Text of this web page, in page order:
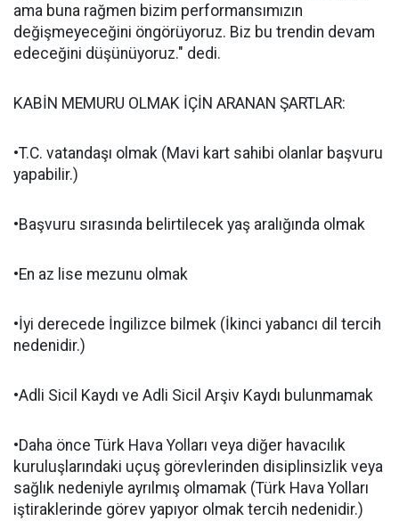
ama buna rağmen bizim performansımızın
değişmeyeceğini öngörüyoruz. Biz bu trendin devam
edeceğini düşünüyoruz." dedi.
KABİN MEMURU OLMAK İÇİN ARANAN ŞARTLAR:
•T.C. vatandaşı olmak (Mavi kart sahibi olanlar başvuru
yapabilir.)
•Başvuru sırasında belirtilecek yaş aralığında olmak
•En az lise mezunu olmak
•İyi derecede İngilizce bilmek (İkinci yabancı dil tercih
nedenidir.)
•Adli Sicil Kaydı ve Adli Sicil Arşiv Kaydı bulunmamak
•Daha önce Türk Hava Yolları veya diğer havacılık
kuruluşlarındaki uçuş görevlerinden disiplinsizlik veya
sağlık nedeniyle ayrılmış olmamak (Türk Hava Yolları
iştiraklerinde görev yapıyor olmak tercih nedenidir.)